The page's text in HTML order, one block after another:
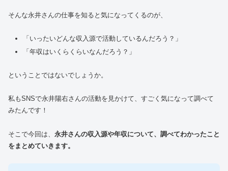
そんな永井さんの仕事を知ると気になってくるのが、
「いったいどんな収入源で活動しているんだろう？」
「年収はいくらくらいなんだろう？」
ということではないでしょうか。
私もSNSで永井陽右さんの活動を見かけて、すごく気になって調べて
みたんです！
そこで今回は、 永井さんの収入源や年収について、調べてわかったこと
をまとめていきます。